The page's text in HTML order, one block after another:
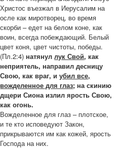
Христос въезжал в Иерусалим на
осле как миротворец, во время
скорби – едет на белом коне, как
воин, всегда побеждающий. Белый
цвет коня, цвет чистоты, победы.
(Пл.2:4) натянуллук Свой, как
неприятель, направил десницу
Свою, как враг, иубил все,
вожделенное для глаз; на скинию
дщери Сиона излил ярость Свою,
как огонь.
Вожделенное для глаз – плотское,
и те кто исповедуют Закон,
прикрываются им как кожей, ярость
Господа на них.